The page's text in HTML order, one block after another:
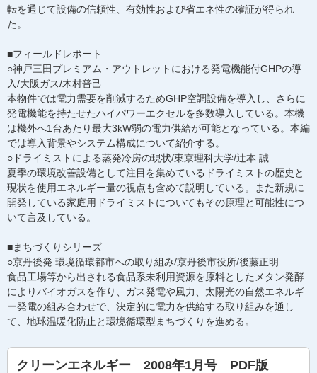
転を通じて設備の信頼性、有効性および省エネ性の確証が得られ
た。
■フィールドレポート
○神戸三田プレミアム・アウトレットにおける発電機能付GHPの導
入/大阪ガス/木村普己
本物件では電力需要を削減するためGHP空調設備を導入し、さらに
発電機能を持たせたハイパワーエクセルを多数導入している。本機
は機外へ1台あたり最大3kW弱の電力供給が可能となっている。本編
では導入背景やシステム構成について紹介する。
○ドライミストによる蒸発冷房の現状/東京理科大学/辻本 誠
夏季の環境改善設備として注目を集めているドライミストの歴史と
現状を使用エネルギー量の視点も含めて説明している。また新規に
開発している家庭用ドライミストについてもその原理と可能性につ
いて言及している。
■まちづくりシリーズ
○京丹後発 環境循環都市への取り組み/京丹後市役所/後藤正明
食品工場等から出される食品系未利用資源を原料としたメタン発酵
によりバイオガスを作り、ガス発電や風力、太陽光の自然エネルギ
ー発電の組み合わせで、決定的に電力を供給する取り組みを通し
て、地球温暖化防止と環境循環型まちづくりを進める。
クリーンエネルギー 2008年1月号 PDF版